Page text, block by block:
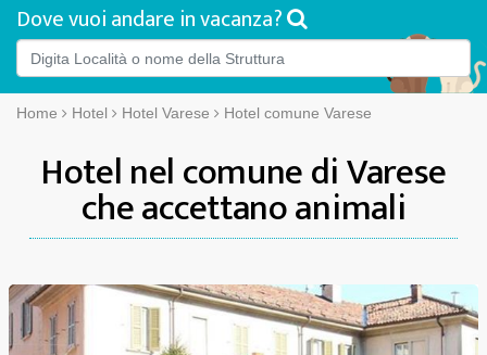
Dove vuoi andare in vacanza?
Home Hotel Hotel Varese Hotel comune Varese
Hotel nel comune di Varese
che accettano animali